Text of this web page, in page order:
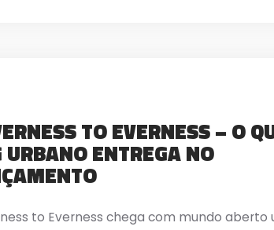
TO EVERNESS – O
URBANO ENTREGA NO
to Everness chega com mundo aberto